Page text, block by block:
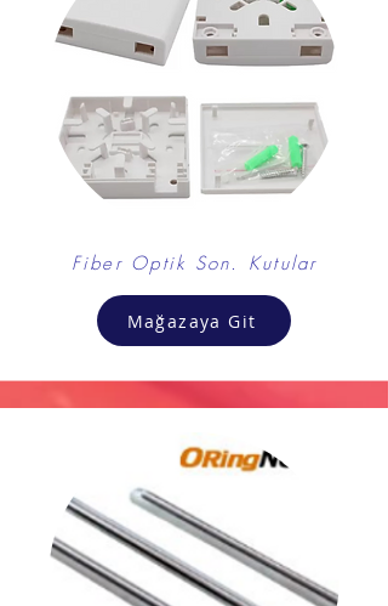
Fiber Optik Son. Kutular
Mağazaya Git